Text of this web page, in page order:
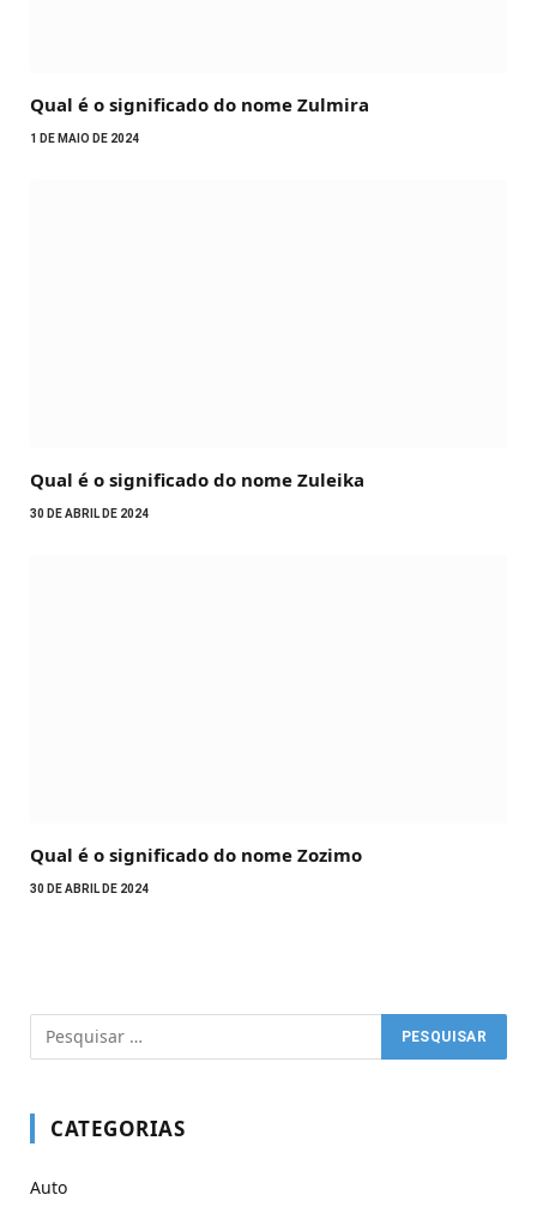
Qual é o significado do nome Zulmira
1 DE MAIO DE 2024
Qual é o significado do nome Zuleika
30 DE ABRIL DE 2024
Qual é o significado do nome Zozimo
30 DE ABRIL DE 2024
CATEGORIAS
Auto